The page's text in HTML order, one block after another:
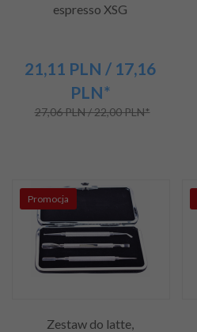
espresso XSG
21,11 PLN / 17,16
PLN*
27,06 PLN / 22,00 PLN*
Promocja
Zestaw do latte,